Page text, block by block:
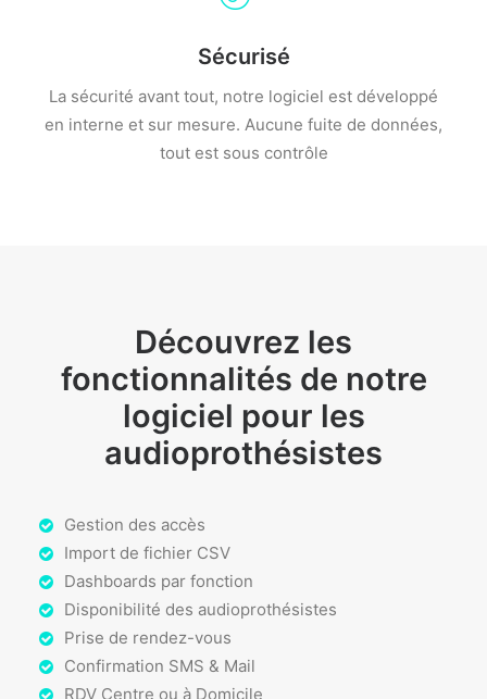
Sécurisé
La sécurité avant tout, notre logiciel est développé
en interne et sur mesure. Aucune fuite de données,
tout est sous contrôle
Découvrez les
fonctionnalités de notre
logiciel pour les
audioprothésistes
Gestion des accès
Import de fichier CSV
Dashboards par fonction
Disponibilité des audioprothésistes
Prise de rendez-vous
Confirmation SMS & Mail
RDV Centre ou à Domicile